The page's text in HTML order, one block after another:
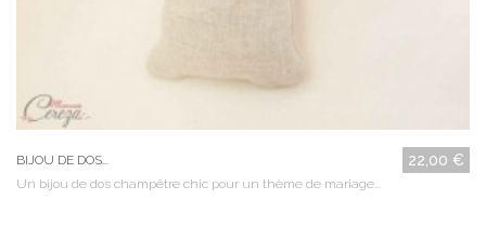
BIJOU DE DOS... 22,00 €
Un bijou de dos champêtre chic pour un thème de mariage...